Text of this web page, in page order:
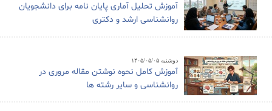
آموزش تحلیل آماری پایان نامه برای دانشجویان
روانشناسی ارشد و دکتری
دوشنبه ۱۴۰۵/۰۵/۰۵
آموزش کامل نحوه نوشتن مقاله مروری در
روانشناسی و سایر رشته ها